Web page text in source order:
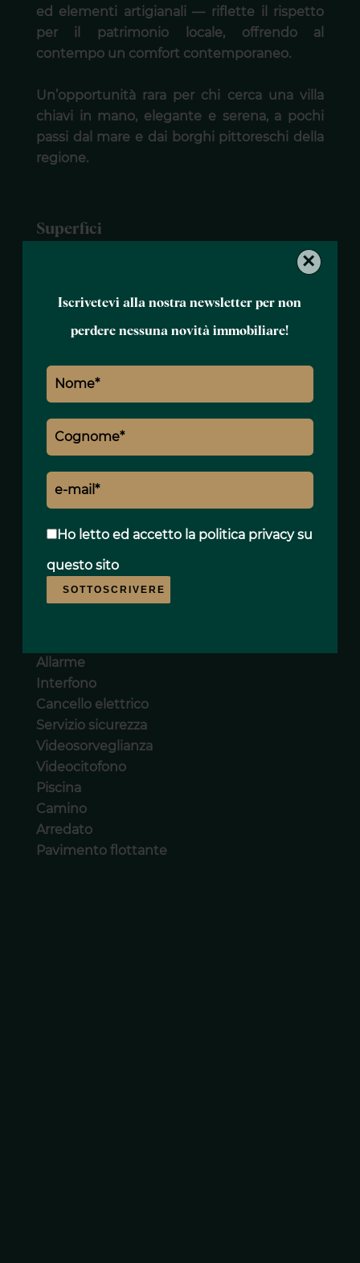
Iscrivetevi alla nostra newsletter per non
perdere nessuna novità immobiliare!
Ho letto ed accetto la politica privacysu
questo sito
SOTTOSCRIVERE
×
ed elementi artigianali — riflette il rispetto
per il patrimonio locale, offrendo al
contempo un comfort contemporaneo.
Un’opportunità rara per chi cerca una villa
chiavi in mano, elegante e serena, a pochi
passi dal mare e dai borghi pittoreschi della
regione.
Superfici
Prossimità
Prestazioni
Aria condizionata
Doppi vetri
Finestra alluminio
Vetrate scorrevoli
Parcheggio coperto
Sistema di irrigazione
Barbecue
Recintato
Allarme
Interfono
Cancello elettrico
Servizio sicurezza
Videosorveglianza
Videocitofono
Piscina
Camino
Arredato
Pavimento flottante